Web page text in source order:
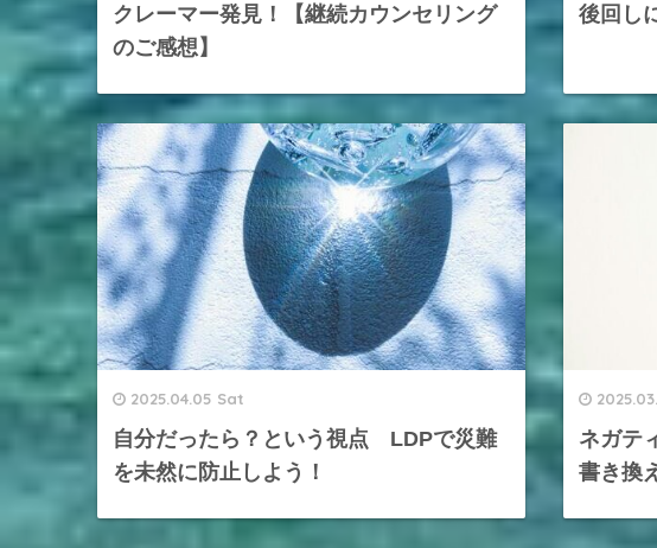
クレーマー発見！【継続カウンセリング
のご感想】
後回し
2025.04.05 Sat
自分だったら？という視点 LDPで災難
を未然に防止しよう！
ネガテ
書き換